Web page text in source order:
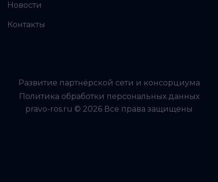
Новости
Контакты
Развитие партнёрской сети и консорциума
Политика обработки персональных данных
pravo-ros.ru © 2026 Все права защищены